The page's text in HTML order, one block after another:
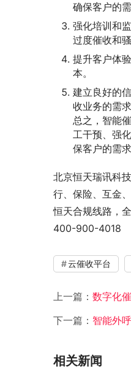
确保客户的
强化培训和
过度催收和骚
提升客户体
本。
建立良好的
收业务的需求
总之，智能
工干预、强
保客户的需
北京恒天瑞讯科
行、保险、互金
恒天合规线路，
400-900-4018
云催收平台
上一篇： 数字化
下一篇： 智能外
相关新闻